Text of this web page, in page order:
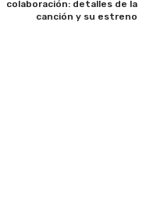
colaboración: detalles de la
canción y su estreno